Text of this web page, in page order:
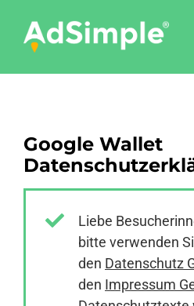
content
Tools
Pressemitteilungen
Google Wallet
Liebe
bitte verwenden
den Datenschutz
den Impressum